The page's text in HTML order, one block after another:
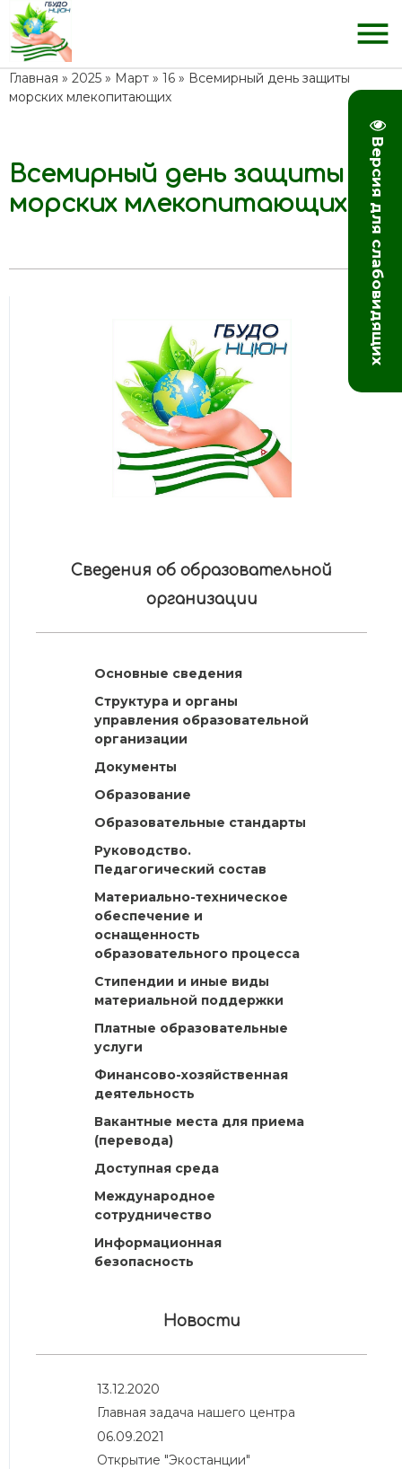
Версия для слабовидящих
menu
Главная » 2025 » Март » 16 » Всемирный день защиты
морских млекопитающих
08:47
Всемирный день защиты
морских млекопитающих
Сведения об образовательной
организации
Основные сведения
Структура и органы
управления образовательной
организации
Документы
Образование
Образовательные стандарты
Руководство.
Педагогический состав
Материально-техническое
обеспечение и
оснащенность
образовательного процесса
Стипендии и иные виды
материальной поддержки
Платные образовательные
услуги
Финансово-хозяйственная
деятельность
Вакантные места для приема
(перевода)
Доступная среда
Международное
сотрудничество
Информационная
безопасность
Новости
13.12.2020
Главная задача нашего центра
06.09.2021
Открытие "Экостанции"